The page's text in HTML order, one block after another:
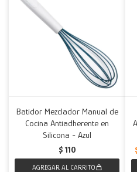
Batidor Mezclador Manual de
Cocina Antiadherente en
Silicona - Azul
$ 110